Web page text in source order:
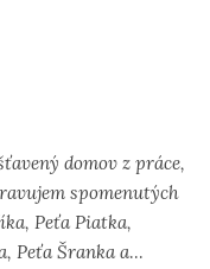
domov z práce,
spomenutých
Peťa Piatka,
Peťa Šranka a